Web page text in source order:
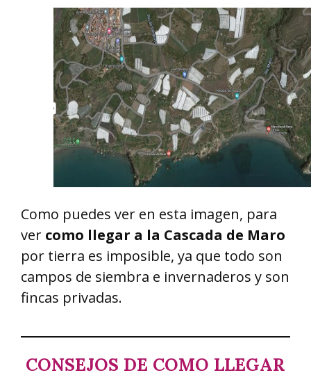
Como puedes ver en esta imagen, para
ver como llegar a la Cascada de Maro
por tierra es imposible, ya que todo son
campos de siembra e invernaderos y son
fincas privadas.
CONSEJOS DE COMO LLEGAR